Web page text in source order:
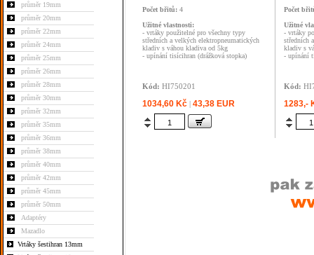
průměr 19mm
průměr 20mm
průměr 22mm
průměr 24mm
průměr 25mm
průměr 26mm
průměr 28mm
průměr 30mm
průměr 32mm
průměr 35mm
průměr 36mm
průměr 38mm
průměr 40mm
průměr 42mm
průměr 45mm
průměr 50mm
Adaptéry
Mazadlo
Vrtáky šestihran 13mm
Počet břitů: 4
Užitné vlastnosti:
- vrtáky použitelné pro všechny typy
středních a velkých elektropneumatických
kladiv s váhou kladiva od 5kg
- upínání tisícihran (drážková stopka)
Kód: HI750201
1034,60 Kč | 43,38 EUR
Počet
Užitné
- vrtáky
středních
kladiv s
- upínání
Kód:
1283,-